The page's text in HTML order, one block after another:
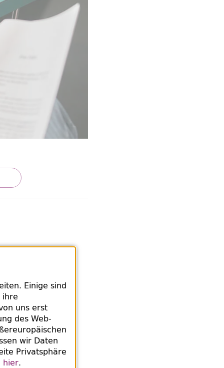
tauschen
Lesen eines
Einige sind
uns erst
desWeb-
wir Daten
Privatsphäre
hier.